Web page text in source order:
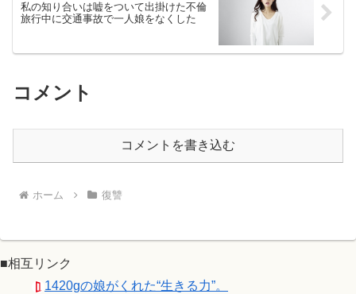
私の知り合いは嘘をついて出掛けた不倫
旅行中に交通事故で一人娘をなくした
コメント
コメントを書き込む
ホーム 復讐
■相互リンク
1420gの娘がくれた“生きる力”。